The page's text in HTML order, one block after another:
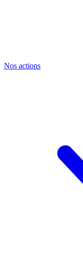
Nos actions